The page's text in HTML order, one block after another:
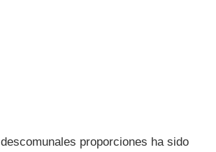
proporciones ha sido